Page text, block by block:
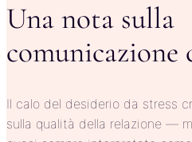
Una nota sulla
Il calo del desiderio da stress
sulla qualità della relazione —